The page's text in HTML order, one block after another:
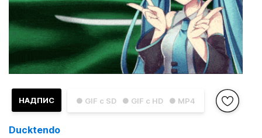
● GIF с SD ● GIF с HD ● MP4
НАДПИС
Ducktendo